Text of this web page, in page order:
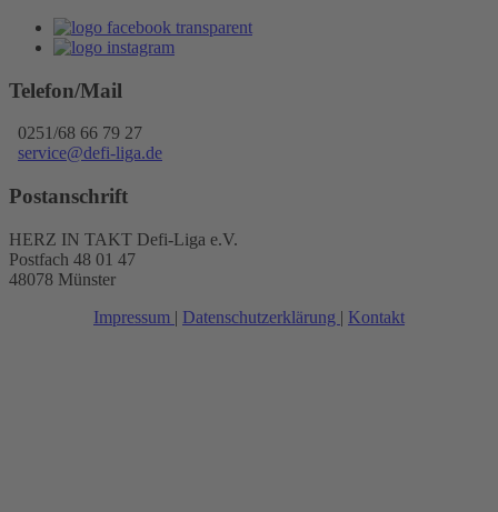
Telefon/Mail
0251/68 66 79 27
service@defi-liga.de
Postanschrift
HERZ IN TAKT Defi-Liga e.V.
Postfach 48 01 47
48078 Münster
Impressum | Datenschutzerklärung | Kontakt